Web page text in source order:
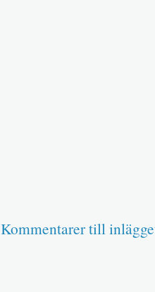
Kommentarer till